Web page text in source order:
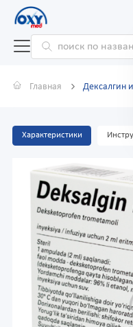
Главная Дексалгин
Характеристики